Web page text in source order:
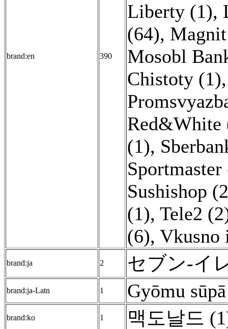
brand:en 390
Liberty (1),
(64),
Mosobl
Chistoty (1)
Red&White
(1),
Sushishop
(1), Tele2
(6), Vkusno
brand:ja 2 セブン-イ
brand:ja-Latn 1 Gyōmu
brand:ko 1 맥도날드